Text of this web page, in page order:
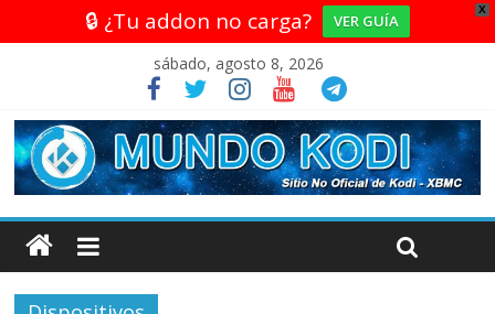
X
🔒 ¿Tu addon no carga? VER GUÍA
sábado, agosto 8, 2026